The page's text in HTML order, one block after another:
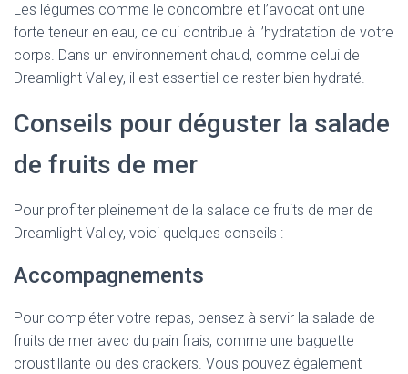
Les légumes comme le concombre et l’avocat ont une
forte teneur en eau, ce qui contribue à l’hydratation de votre
corps. Dans un environnement chaud, comme celui de
Dreamlight Valley, il est essentiel de rester bien hydraté.
Conseils pour déguster la salade
de fruits de mer
Pour profiter pleinement de la salade de fruits de mer de
Dreamlight Valley, voici quelques conseils :
Accompagnements
Pour compléter votre repas, pensez à servir la salade de
fruits de mer avec du pain frais, comme une baguette
croustillante ou des crackers. Vous pouvez également